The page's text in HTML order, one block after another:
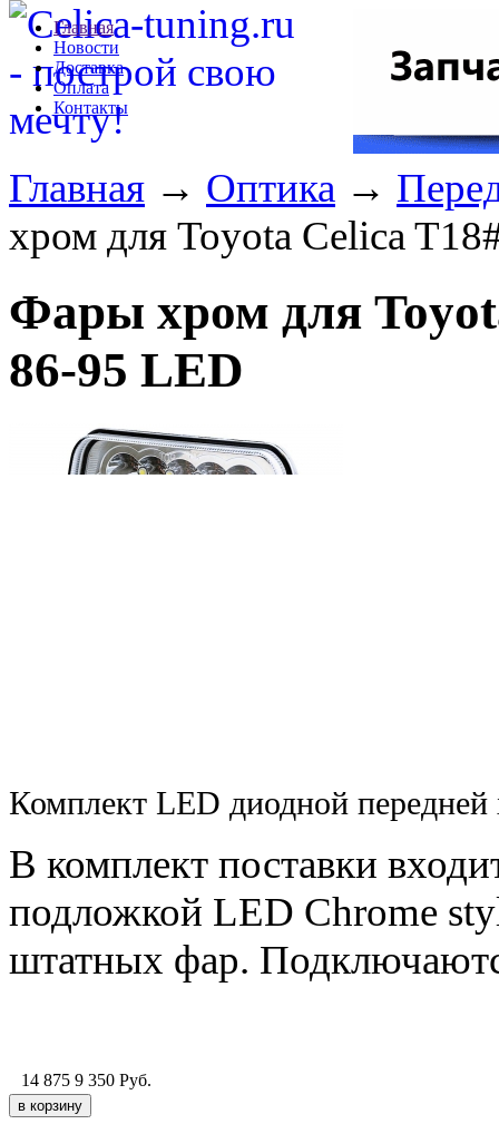
Главная
Новости
Доставка
Оплата
Контакты
Главная → Оптика →
хром для Toyota Celica
Фары хром для
86-95 LED
Комплект LED диодной
В комплект поставки
подложкой LED Chrome
штатных фар.
14 875 9 350 Руб.